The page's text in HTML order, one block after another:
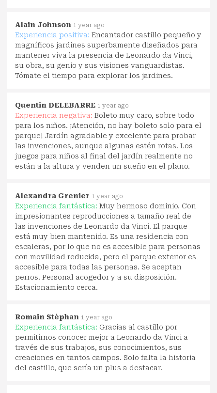
Alain Johnson 1 year ago
Experiencia positiva: Encantador castillo pequeño y
magníficos jardines superbamente diseñados para
mantener viva la presencia de Leonardo da Vinci,
su obra, su genio y sus visiones vanguardistas.
Tómate el tiempo para explorar los jardines.
Quentin DELEBARRE 1 year ago
Experiencia negativa: Boleto muy caro, sobre todo
para los niños. ¡Atención, no hay boleto solo para el
parque! Jardín agradable y excelente para probar
las invenciones, aunque algunas estén rotas. Los
juegos para niños al final del jardín realmente no
están a la altura y venden un sueño en el plano.
Alexandra Grenier 1 year ago
Experiencia fantástica: Muy hermoso dominio. Con
impresionantes reproducciones a tamaño real de
las invenciones de Leonardo da Vinci. El parque
está muy bien mantenido. Es una residencia con
escaleras, por lo que no es accesible para personas
con movilidad reducida, pero el parque exterior es
accesible para todas las personas. Se aceptan
perros. Personal acogedor y a su disposición.
Estacionamiento cerca.
Romain Stéphan 1 year ago
Experiencia fantástica: Gracias al castillo por
permitirnos conocer mejor a Leonardo da Vinci a
través de sus trabajos, sus conocimientos, sus
creaciones en tantos campos. Solo falta la historia
del castillo, que sería un plus a destacar.